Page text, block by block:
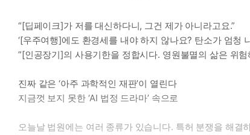
“[딥페이크]가 저를 대신하다니, 그건 제가 아니라고요.”
‘[우주여행]에도 환경세를 내야 하지 않나요? 탄소가 엄청
”[인공장기]의 사용기한을 정합시다. 영원불멸의 삶은 위험
진짜 같은 ‘아주 과학적인 재판’이 열린다
지금껏 보지 못한 ‘AI 법정 드라마’ 속으로
오늘날 법원에는 여러 종류가 있습니다. 특허 분쟁을 해결